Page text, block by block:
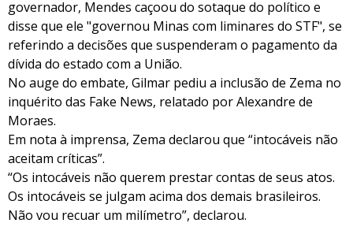
governador, Mendes caçoou do sotaque do político e
disse que ele "governou Minas com liminares do STF", se
referindo a decisões que suspenderam o pagamento da
dívida do estado com a União.
No auge do embate, Gilmar pediu a inclusão de Zema no
inquérito das Fake News, relatado por Alexandre de
Moraes.
Em nota à imprensa, Zema declarou que “intocáveis não
aceitam críticas”.
“Os intocáveis não querem prestar contas de seus atos.
Os intocáveis se julgam acima dos demais brasileiros.
Não vou recuar um milímetro”, declarou.